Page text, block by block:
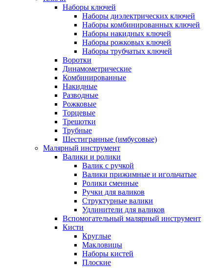
Наборы ключей
Наборы диэлектрических ключей
Наборы комбинированных ключей
Наборы накидных ключей
Наборы рожковых ключей
Наборы трубчатых ключей
Воротки
Динамометрические
Комбинированные
Накидные
Разводные
Рожковые
Торцевые
Трещотки
Трубные
Шестигранные (имбусовые)
Малярный инструмент
Валики и ролики
Валик с ручкой
Валики прижимные и игольчатые
Ролики сменные
Ручки для валиков
Структурные валики
Удлинители для валиков
Вспомогательный малярный инструмент
Кисти
Круглые
Макловицы
Наборы кистей
Плоские